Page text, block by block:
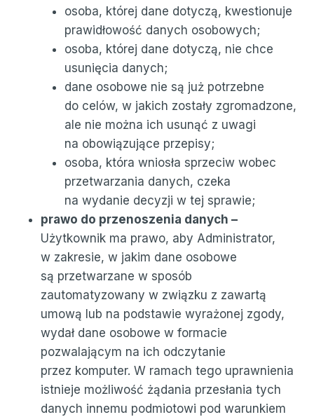
osoba, której dane dotyczą, kwestionuje
prawidłowość danych osobowych;
osoba, której dane dotyczą, nie chce
usunięcia danych;
dane osobowe nie są już potrzebne
do celów, w jakich zostały zgromadzone,
ale nie można ich usunąć z uwagi
na obowiązujące przepisy;
osoba, która wniosła sprzeciw wobec
przetwarzania danych, czeka
na wydanie decyzji w tej sprawie;
prawo do przenoszenia danych –
Użytkownik ma prawo, aby Administrator,
w zakresie, w jakim dane osobowe
są przetwarzane w sposób
zautomatyzowany w związku z zawartą
umową lub na podstawie wyrażonej zgody,
wydał dane osobowe w formacie
pozwalającym na ich odczytanie
przez komputer. W ramach tego uprawnienia
istnieje możliwość żądania przesłania tych
danych innemu podmiotowi pod warunkiem